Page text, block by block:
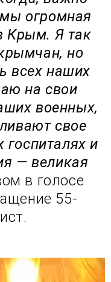
огромная
Крым. Я так
но
всех наших
на свои
военных,
свое
и
— великая
в голосе
55-